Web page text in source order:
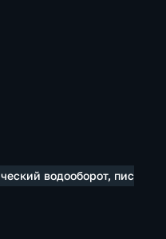
водооборот, письма